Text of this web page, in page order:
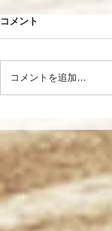
コメント
コメントを追加…